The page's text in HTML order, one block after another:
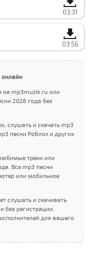
03:31
03:56
онлайн
на mp3muzik.ru или
2026 года без
слушать и скачать mp3
песни Роблоx и других
треки или
Все mp3 песни
или мобильное
слушать и скачивать
без регистрации.
для вашего